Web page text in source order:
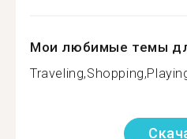
Мои любимые темы